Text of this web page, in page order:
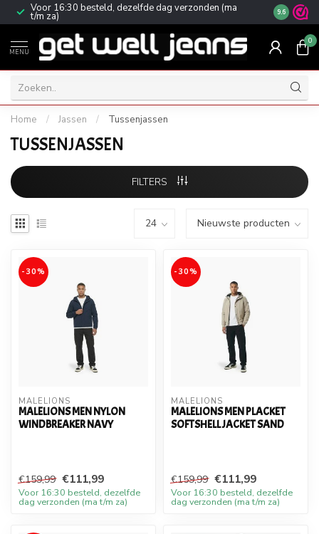
Voor 16:30 besteld, dezelfde dag verzonden (ma
t/m za) Gratis
9.6
MENU
0
Home / Jassen / Tussenjassen
TUSSENJASSEN
FILTERS
-30%
MALELIONS
MALELIONS MEN NYLON
WINDBREAKER NAVY
€159,99 €111,99
Voor 16:30 besteld, dezelfde
dag verzonden (ma t/m za)
-30%
MALELIONS
MALELIONS MEN PLACKET
SOFTSHELL JACKET SAND
€159,99 €111,99
Voor 16:30 besteld, dezelfde
dag verzonden (ma t/m za)